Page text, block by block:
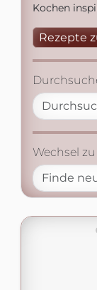
Kochen
Rezepte
Wechsel